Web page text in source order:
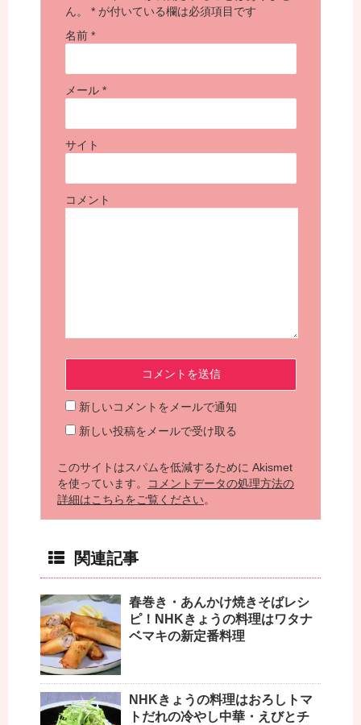
ん。
* が付いている欄は必須項目です
名前 *
メール *
サイト
コメント
新しいコメントをメールで通知
新しい投稿をメールで受け取る
このサイトはスパムを低減するために Akismet
を使っています。
コメントデータの処理方法の
詳細はこちらをご覧ください。
関連記事
春巻き・あんかけ焼きそばレシ
ピ！NHKきょうの料理はワタナ
ベマキの新定番料理
NHKきょうの料理はおろしトマ
トだれの冷やし中華・えびとチ